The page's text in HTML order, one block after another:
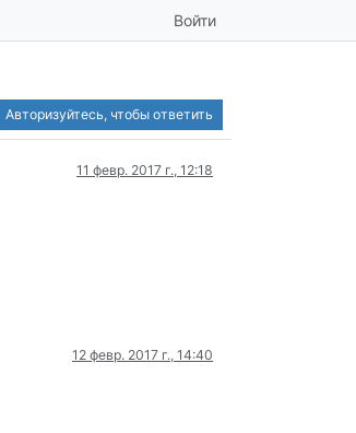
Войти
Авторизуйтесь, чтобы ответить
11 февр. 2017 г., 12:18
12 февр. 2017 г., 14:40